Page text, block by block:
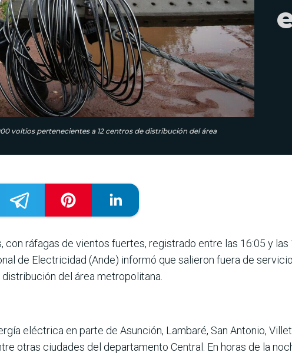
voltios pertenecientes a 12 centros de distribución del área
ráfagas de vientos fuertes, registrado entre las 16:05 y las
de Electricidad (Ande) informó que salieron fuera de
del área metropolitana.
eléctrica en parte de Asunción, Lambaré, San Antonio,
otras ciudades del departamento Central. En horas de la